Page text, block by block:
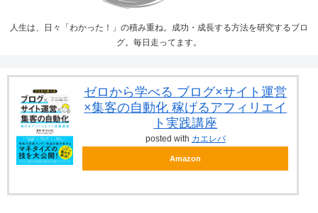
人生は、日々「わかった！」の積み重ね。成功・成長する方法を研究するブロ
グ。毎日走ってます。
ゼロから学べる ブログ×サイト運営
×集客の自動化 稼げるアフィリエイ
ト実践講座
posted with カエレバ
Amazon